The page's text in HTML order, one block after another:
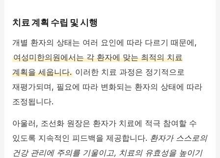
치료 계획 수립 및 시행
개별 환자의 상태는 여러 요인에 따라 다르기 때문에,
여성미한의원에서는 각 환자에 맞는 최적의 치료
계획을 세웁니다. 이러한 치료 과정은 정기적으로
재평가되며, 필요에 따라 변화되는 환자의 상태에 따라
조정됩니다.
아울러, 조선화 원장은 환자가 치료에 적극 참여할 수
있도록 지속적인 피드백을 제공합니다. 환자가 스스로의
건강 관리에 주의를 기울이고, 치료의 유효성을 높이기